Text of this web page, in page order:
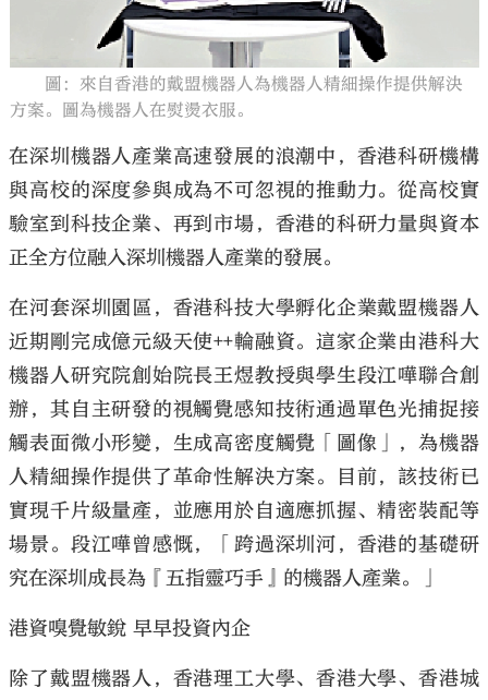
大公文匯
圖：來自香港的戴盟機器人為機器人精細操作提供解決
方案。圖為機器人在熨燙衣服。
在深圳機器人產業高速發展的浪潮中，香港科研機構
與高校的深度參與成為不可忽視的推動力。從高校實
驗室到科技企業、再到市場，香港的科研力量與資本
正全方位融入深圳機器人產業的發展。
在河套深圳園區，香港科技大學孵化企業戴盟機器人
近期剛完成億元級天使++輪融資。這家企業由港科大
機器人研究院創始院長王煜教授與學生段江嘩聯合創
辦，其自主研發的視觸覺感知技術通過單色光捕捉接
觸表面微小形變，生成高密度觸覺「圖像」，為機器
人精細操作提供了革命性解決方案。目前，該技術已
實現千片級量產，並應用於自適應抓握、精密裝配等
場景。段江嘩曾感慨，「跨過深圳河，香港的基礎研
究在深圳成長為『五指靈巧手』的機器人產業。」
港資嗅覺敏銳 早早投資內企
除了戴盟機器人，香港理工大學、香港大學、香港城